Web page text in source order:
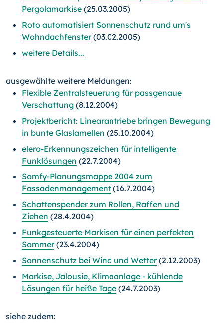
Pergolamarkise (25.03.2005)
Roto automatisiert Sonnenschutz rund um's
Wohndachfenster(03.02.2005)
weitere Details...
ausgewählte weitere Meldungen:
Flexible Zentralsteuerung für passgenaue
Verschattung (8.12.2004)
Projektbericht: Linearantriebe bringen Bewegung
in bunte Glaslamellen (25.10.2004)
elero-Erkennungszeichen für intelligente
Funklösungen (22.7.2004)
Somfy-Planungsmappe 2004 zum
Fassadenmanagement (16.7.2004)
Schattenspender zum Rollen, Raffen und
Ziehen (28.4.2004)
Funkgesteuerte Markisen für einen perfekten
Sommer(23.4.2004)
Sonnenschutz bei Wind und Wetter(2.12.2003)
Markise, Jalousie, Klimaanlage - kühlende
Lösungen für heiße Tage (24.7.2003)
siehe zudem: